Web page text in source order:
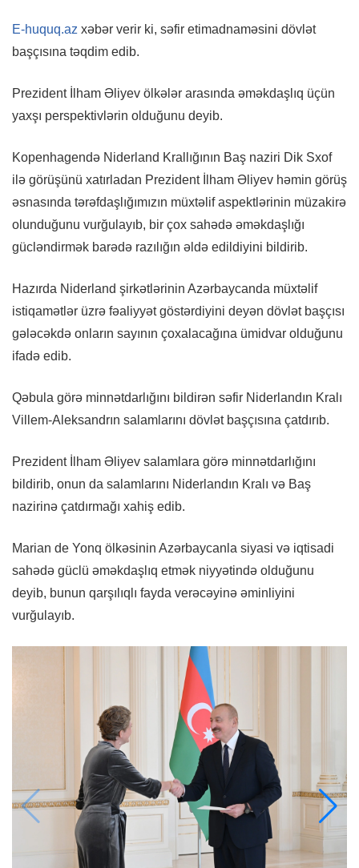
E-huquq.az xəbər verir ki, səfir etimadnaməsini dövlət
başçısına təqdim edib.
Prezident İlham Əliyev ölkələr arasında əməkdaşlıq üçün
yaxşı perspektivlərin olduğunu deyib.
Kopenhagendə Niderland Krallığının Baş naziri Dik Sxof
ilə görüşünü xatırladan Prezident İlham Əliyev həmin görüş
əsnasında tərəfdaşlığımızın müxtəlif aspektlərinin müzakirə
olunduğunu vurğulayıb, bir çox sahədə əməkdaşlığı
gücləndirmək barədə razılığın əldə edildiyini bildirib.
Hazırda Niderland şirkətlərinin Azərbaycanda müxtəlif
istiqamətlər üzrə fəaliyyət göstərdiyini deyən dövlət başçısı
gələcəkdə onların sayının çoxalacağına ümidvar olduğunu
ifadə edib.
Qəbula görə minnətdarlığını bildirən səfir Niderlandın Kralı
Villem-Aleksandrın salamlarını dövlət başçısına çatdırıb.
Prezident İlham Əliyev salamlara görə minnətdarlığını
bildirib, onun da salamlarını Niderlandın Kralı və Baş
nazirinə çatdırmağı xahiş edib.
Marian de Yonq ölkəsinin Azərbaycanla siyasi və iqtisadi
sahədə güclü əməkdaşlıq etmək niyyətində olduğunu
deyib, bunun qarşılıqlı fayda verəcəyinə əminliyini
vurğulayıb.